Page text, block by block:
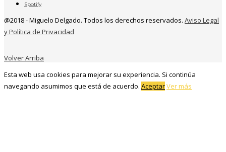
Spotify
@2018 - Miguelo Delgado. Todos los derechos reservados. Aviso Legal
y Política de Privacidad
Volver Arriba
Esta web usa cookies para mejorar su experiencia. Si continúa
navegando asumimos que está de acuerdo. AceptarVer más